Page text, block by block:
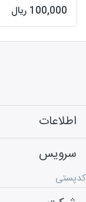
100,000 ریال
اطلاعات
سرویس
کدپستی